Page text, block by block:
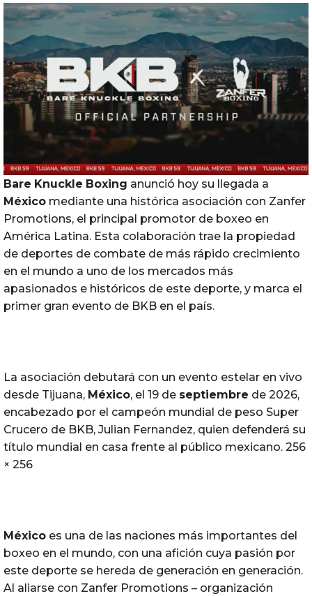
Bare Knuckle Boxing anunció hoy su llegada a
México mediante una histórica asociación con Zanfer
Promotions, el principal promotor de boxeo en
América Latina. Esta colaboración trae la propiedad
de deportes de combate de más rápido crecimiento
en el mundo a uno de los mercados más
apasionados e históricos de este deporte, y marca el
primer gran evento de BKB en el país.
La asociación debutará con un evento estelar en vivo
desde Tijuana, México, el 19 de septiembre de 2026,
encabezado por el campeón mundial de peso Super
Crucero de BKB, Julian Fernandez, quien defenderá su
título mundial en casa frente al público mexicano. 256
× 256
México es una de las naciones más importantes del
boxeo en el mundo, con una afición cuya pasión por
este deporte se hereda de generación en generación.
Al aliarse con Zanfer Promotions – organización